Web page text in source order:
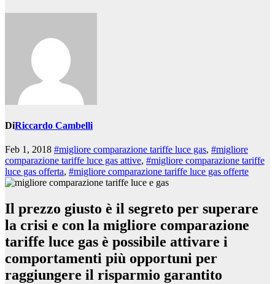
DiRiccardo Cambelli
Feb 1, 2018 #migliore comparazione tariffe luce gas, #migliore
comparazione tariffe luce gas attive, #migliore comparazione tariffe
luce gas offerta, #migliore comparazione tariffe luce gas offerte
Il prezzo giusto è il segreto per superare
la crisi e con la migliore comparazione
tariffe luce gas è possibile attivare i
comportamenti più opportuni per
raggiungere il risparmio garantito